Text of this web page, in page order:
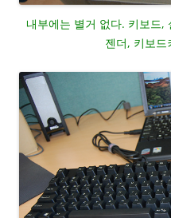
내부에는 별거 없다. 키보드,
젠더, 키보드